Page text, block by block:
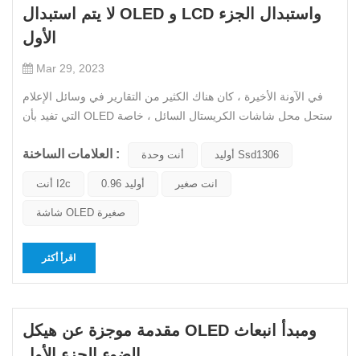
لا يتم استبدال OLED و LCD واستبدال الجزء
الأول
Mar 29, 2023
في الآونة الأخيرة ، كان هناك الكثير من التقارير في وسائل الإعلام
التي تفيد بأن OLED ستحل محل شاشات الكريستال السائل ، خاصة
بتصعيد تخطيطهم على OLED. هذا المنظر مغبر أكثر. ومع ذلك ، فقدالعلامات الساخنة : أنت وحدة أوليد Ssd1306
أنت I2c أوليد 0.96 انت صغير
شاشة OLED صغيرة
اقرأ أكثر
مقدمة موجزة عن هيكل OLED ومبدأ انبعاث